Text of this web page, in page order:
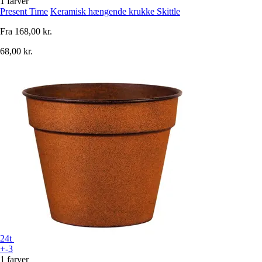
Present Time Keramisk hængende krukke Skittle
Fra 168,00 kr.
68,00 kr.
24t
+-3
1 farver